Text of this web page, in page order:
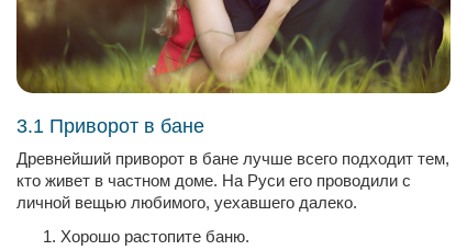
3.1 Приворот в бане
Древнейший приворот в бане лучше всего подходит тем,
кто живет в частном доме. На Руси его проводили с
личной вещью любимого, уехавшего далеко.
Хорошо растопите баню.